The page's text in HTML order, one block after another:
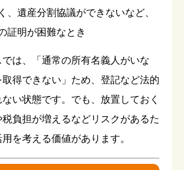
、遺産分割協議ができないなど、
証明が困難なとき
は、「通常の所有名義人がいな
得できない」ため、登記など法的
い状態です。でも、放置しておく
負担が増えるなどリスクがあるた
を考える価値があります。